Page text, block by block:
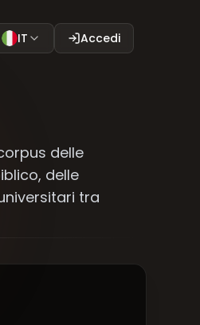
IT Accedi
delle
delle
tra